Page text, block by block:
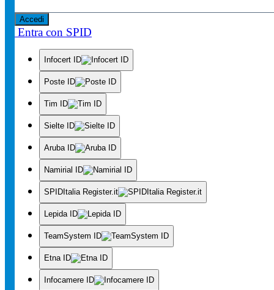
Accedi
Entra con SPID
Infocert ID
Poste ID
Tim ID
Sielte ID
Aruba ID
Namirial ID
SPIDItalia Register.it
Lepida ID
TeamSystem ID
Etna ID
Infocamere ID